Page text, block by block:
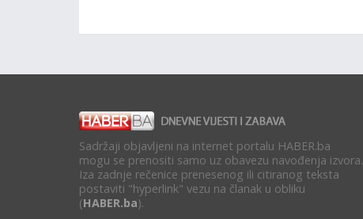
Sadržaji objavljeni na internet portalu HABER.ba
mogu se prenositi samo uz obavezu navođenja izvora.
Iza zadnje rečenice prenesenog ili citiranog teksta
postaviti "hyperlink" vezu na članak u obliku
(HABER.ba).